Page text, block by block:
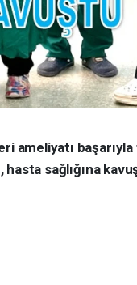
ameliyatı
hasta sağlığına